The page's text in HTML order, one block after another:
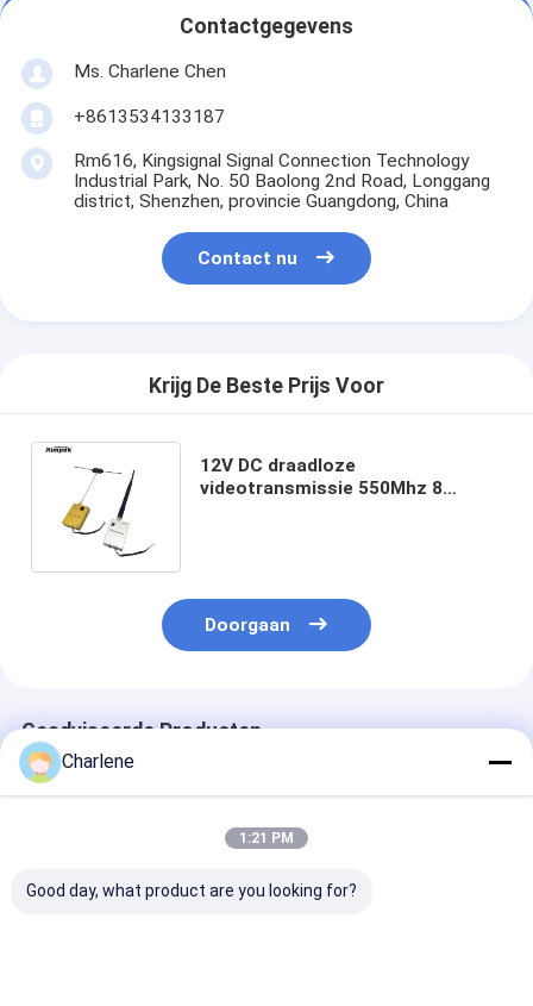
Contactgegevens
Ms. Charlene Chen
+8613534133187
Rm616, Kingsignal Signal Connection Technology
Industrial Park, No. 50 Baolong 2nd Road, Longgang
district, Shenzhen, provincie Guangdong, China
Contact nu
Krijg De Beste Prijs Voor
12V DC draadloze
videotransmissie 550Mhz 8
Doorgaan
Geadviseerde Producten
Charlene
1:21 PM
Good day, what product are you looking for?